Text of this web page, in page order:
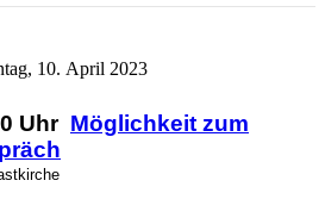
10. April 2023
Uhr Möglichkeit zum